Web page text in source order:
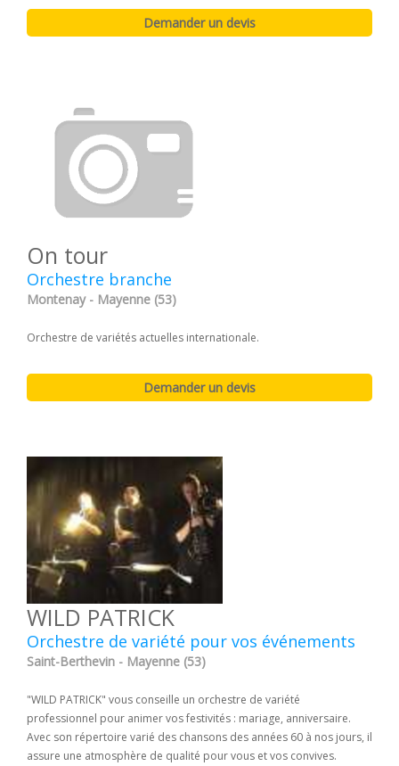
On tour
Orchestre branche
Montenay - Mayenne (53)
Orchestre de variétés actuelles internationale.
WILD PATRICK
Orchestre de variété pour vos événements
Saint-Berthevin - Mayenne (53)
"WILD PATRICK" vous conseille un orchestre de variété
professionnel pour animer vos festivités : mariage, anniversaire.
Avec son répertoire varié des chansons des années 60 à nos jours, il
assure une atmosphère de qualité pour vous et vos convives.